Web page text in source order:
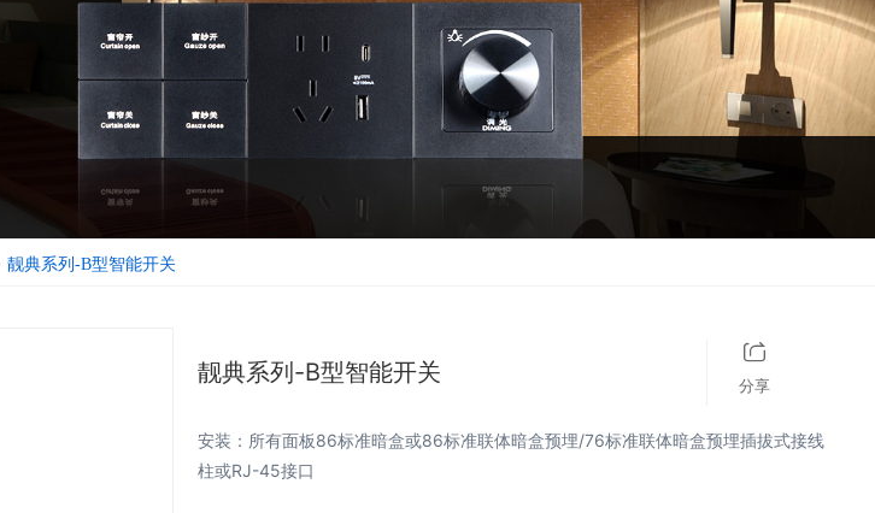
靓典系列-B型智能开关
靓典系列-B型智能开关 分享
安装：所有面板86标准暗盒或86标准联体暗盒预埋/76标准联体暗盒预埋插拔式接线
柱或RJ-45接口